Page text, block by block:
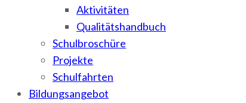
Aktivitäten
Qualitätshandbuch
Schulbroschüre
Projekte
Schulfahrten
Bildungsangebot